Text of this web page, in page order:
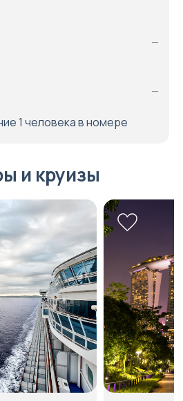
—
—
1 человека в номере
и круизы